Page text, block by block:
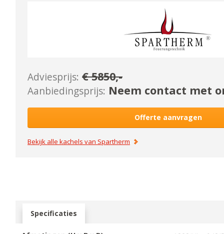
Adviesprijs: €5850,-
Aanbiedingsprijs: Neem contact met
Offerte aanvragen
Bekijk alle kachels van Spartherm
Specificaties